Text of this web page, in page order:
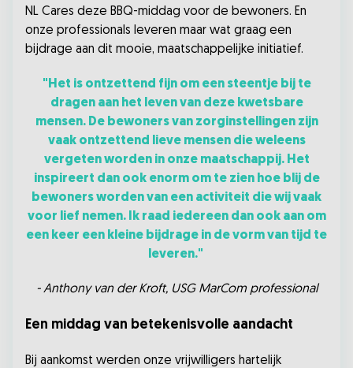
NL Cares deze BBQ-middag voor de bewoners. En
onze professionals leveren maar wat graag een
bijdrage aan dit mooie, maatschappelijke initiatief.
"Het is ontzettend fijn om een steentje bij te
dragen aan het leven van deze kwetsbare
mensen. De bewoners van zorginstellingen zijn
vaak ontzettend lieve mensen die weleens
vergeten worden in onze maatschappij. Het
inspireert dan ook enorm om te zien hoe blij de
bewoners worden van een activiteit die wij vaak
voor lief nemen. Ik raad iedereen dan ook aan om
een keer een kleine bijdrage in de vorm van tijd te
leveren."
- Anthony van der Kroft, USG MarCom professional
Een middag van betekenisvolle aandacht
Bij aankomst werden onze vrijwilligers hartelijk